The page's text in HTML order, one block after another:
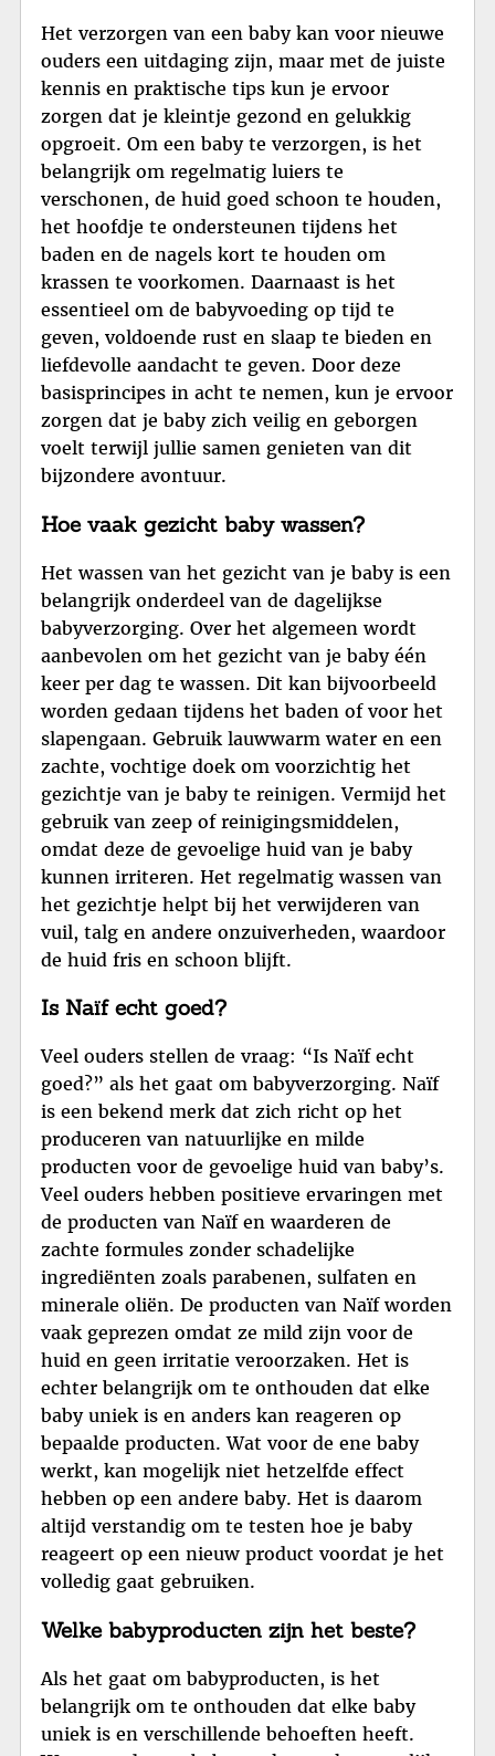
Het verzorgen van een baby kan voor nieuwe
ouders een uitdaging zijn, maar met de juiste
kennis en praktische tips kun je ervoor
zorgen dat je kleintje gezond en gelukkig
opgroeit. Om een baby te verzorgen, is het
belangrijk om regelmatig luiers te
verschonen, de huid goed schoon te houden,
het hoofdje te ondersteunen tijdens het
baden en de nagels kort te houden om
krassen te voorkomen. Daarnaast is het
essentieel om de babyvoeding op tijd te
geven, voldoende rust en slaap te bieden en
liefdevolle aandacht te geven. Door deze
basisprincipes in acht te nemen, kun je ervoor
zorgen dat je baby zich veilig en geborgen
voelt terwijl jullie samen genieten van dit
bijzondere avontuur.
Hoe vaak gezicht baby wassen?
Het wassen van het gezicht van je baby is een
belangrijk onderdeel van de dagelijkse
babyverzorging. Over het algemeen wordt
aanbevolen om het gezicht van je baby één
keer per dag te wassen. Dit kan bijvoorbeeld
worden gedaan tijdens het baden of voor het
slapengaan. Gebruik lauwwarm water en een
zachte, vochtige doek om voorzichtig het
gezichtje van je baby te reinigen. Vermijd het
gebruik van zeep of reinigingsmiddelen,
omdat deze de gevoelige huid van je baby
kunnen irriteren. Het regelmatig wassen van
het gezichtje helpt bij het verwijderen van
vuil, talg en andere onzuiverheden, waardoor
de huid fris en schoon blijft.
Is Naïf echt goed?
Veel ouders stellen de vraag: “Is Naïf echt
goed?” als het gaat om babyverzorging. Naïf
is een bekend merk dat zich richt op het
produceren van natuurlijke en milde
producten voor de gevoelige huid van baby’s.
Veel ouders hebben positieve ervaringen met
de producten van Naïf en waarderen de
zachte formules zonder schadelijke
ingrediënten zoals parabenen, sulfaten en
minerale oliën. De producten van Naïf worden
vaak geprezen omdat ze mild zijn voor de
huid en geen irritatie veroorzaken. Het is
echter belangrijk om te onthouden dat elke
baby uniek is en anders kan reageren op
bepaalde producten. Wat voor de ene baby
werkt, kan mogelijk niet hetzelfde effect
hebben op een andere baby. Het is daarom
altijd verstandig om te testen hoe je baby
reageert op een nieuw product voordat je het
volledig gaat gebruiken.
Welke babyproducten zijn het beste?
Als het gaat om babyproducten, is het
belangrijk om te onthouden dat elke baby
uniek is en verschillende behoeften heeft.